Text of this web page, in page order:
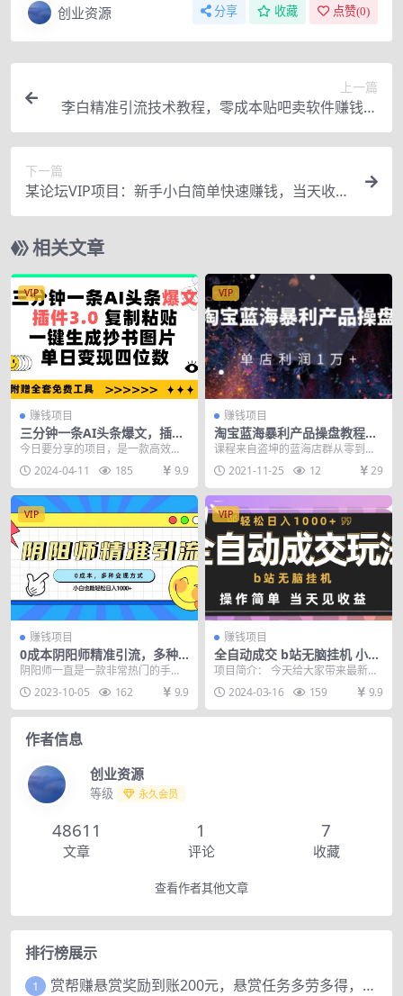
创业资源 分享 收藏 点赞(0)
上一篇
李白精准引流技术教程，零成本贴吧卖软件赚钱项
目
下一篇
某论坛VIP项目：新手小白简单快速赚钱，当天收
益，日赚100+
相关文章
VIP
赚钱项目
三分钟一条AI头条爆文，插件
3.0 复制粘贴一键生成抄书图
片 单日变现四位数
今日要分享的项目，是一款高效抄
书软件的应用，其操作简便至极，
几乎无需动脑，便可轻...
2024-04-11 185 9.9
VIP
赚钱项目
淘宝蓝海暴利产品操盘教程：
从零到单店利润10000+详细实
操
课程来自盗坤的蓝海店群从零到月
入过万（付费文章）。蓝海就是竞
争不激烈、利润丰厚、...
2021-11-25 12 29
VIP
赚钱项目
0成本阴阳师精准引流，多种
变现方式，小白也能轻松日入
阴阳师一直是一款非常热门的手
游，新玩家也是不断地增加，在回
合对战养成类游戏里面算...
2023-10-05 162 9.9
VIP
赚钱项目
全自动成交 b站无脑挂机 小白
闭眼操作 轻松日入1000+ 操作
项目简介： 今天给大家带来最新项
目“全自动成交b站无脑挂机 小白闭
眼操作 轻松日...
2024-03-16 159 9.9
作者信息
创业资源
等级 永久会员
48611
文章
1
评论
7
收藏
查看作者其他文章
排行榜展示
1 赏帮赚悬赏奖励到账200元，悬赏任务多劳多得，人人可做。